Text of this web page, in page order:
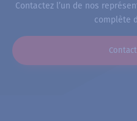
Contactez l’un de nos
complète